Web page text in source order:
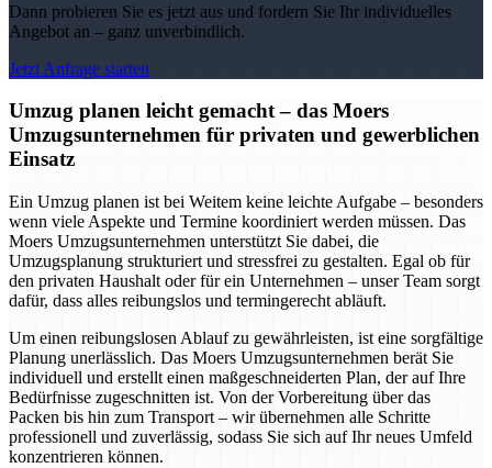
Dann probieren Sie es jetzt aus und fordern Sie Ihr individuelles
Angebot an – ganz unverbindlich.
Jetzt Anfrage starten
Umzug planen leicht gemacht – das Moers
Umzugsunternehmen für privaten und gewerblichen
Einsatz
Ein Umzug planen ist bei Weitem keine leichte Aufgabe – besonders
wenn viele Aspekte und Termine koordiniert werden müssen. Das
Moers Umzugsunternehmen unterstützt Sie dabei, die
Umzugsplanung strukturiert und stressfrei zu gestalten. Egal ob für
den privaten Haushalt oder für ein Unternehmen – unser Team sorgt
dafür, dass alles reibungslos und termingerecht abläuft.
Um einen reibungslosen Ablauf zu gewährleisten, ist eine sorgfältige
Planung unerlässlich. Das Moers Umzugsunternehmen berät Sie
individuell und erstellt einen maßgeschneiderten Plan, der auf Ihre
Bedürfnisse zugeschnitten ist. Von der Vorbereitung über das
Packen bis hin zum Transport – wir übernehmen alle Schritte
professionell und zuverlässig, sodass Sie sich auf Ihr neues Umfeld
konzentrieren können.